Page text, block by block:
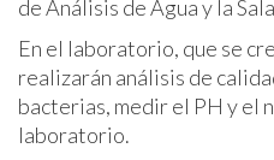
de Análisis de Agua y la
En el laboratorio, que se
realizarán análisis de
bacterias, medir el PH y el
laboratorio.